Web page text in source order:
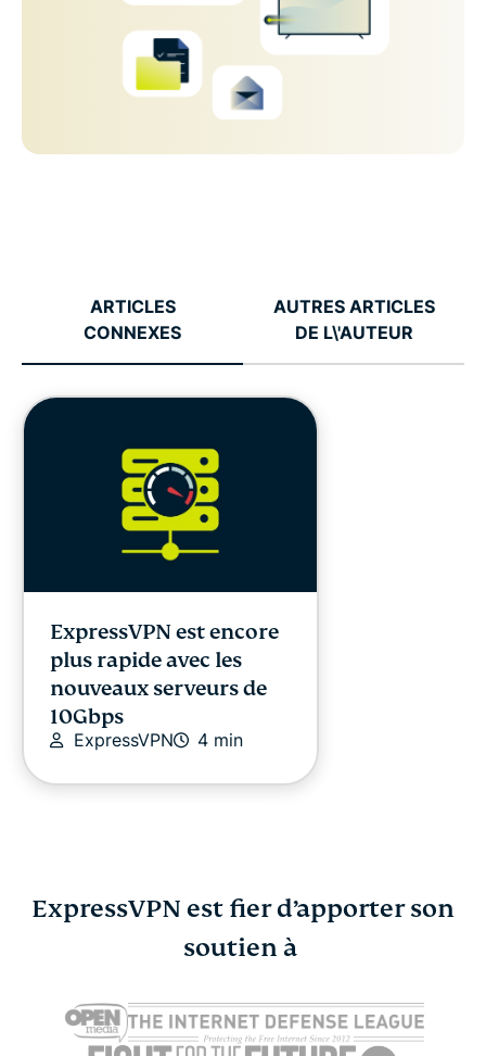
ARTICLES
CONNEXES
AUTRES ARTICLES
DE L\'AUTEUR
ExpressVPN est encore
plus rapide avec les
nouveaux serveurs de
10Gbps
ExpressVPN 4 min
ExpressVPN est fier d’apporter son
soutien à